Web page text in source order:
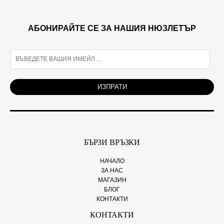
АБОНИРАЙТЕ СЕ ЗА НАШИЯ НЮЗЛЕТЪР
i
l
ИЗПРАТИ
БЪРЗИ ВРЪЗКИ
НАЧАЛО
ЗА НАС
МАГАЗИН
БЛОГ
КОНТАКТИ
КОНТАКТИ